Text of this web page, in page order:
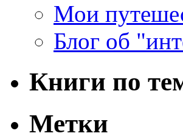
Мои
Блог об
Книги по
Метки